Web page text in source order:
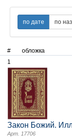
# обложка
1
Закон Божий.
Арт. 17706